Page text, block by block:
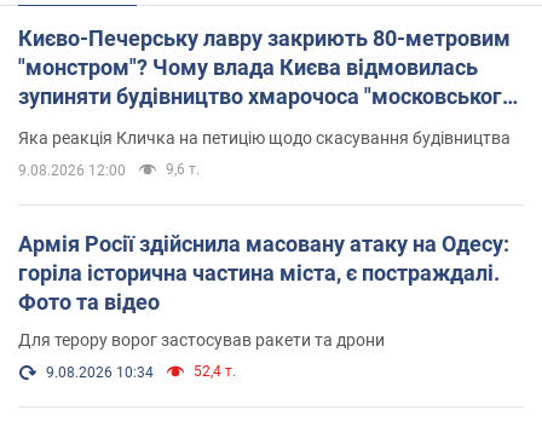
Києво-Печерську лавру закриють 80-метровим
"монстром"? Чому влада Києва відмовилась
зупиняти будівництво хмарочоса "московського
вірянина"
Яка реакція Кличка на петицію щодо скасування будівництва
9.08.2026 12:00 9,6 т.
Армія Росії здійснила масовану атаку на Одесу:
горіла історична частина міста, є постраждалі.
Фото та відео
Для терору ворог застосував ракети та дрони
9.08.2026 10:34 52,4 т.